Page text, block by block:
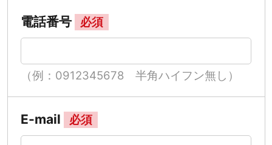
電話番号 必須
（例：0912345678 半角ハイフン無し）
E-mail 必須